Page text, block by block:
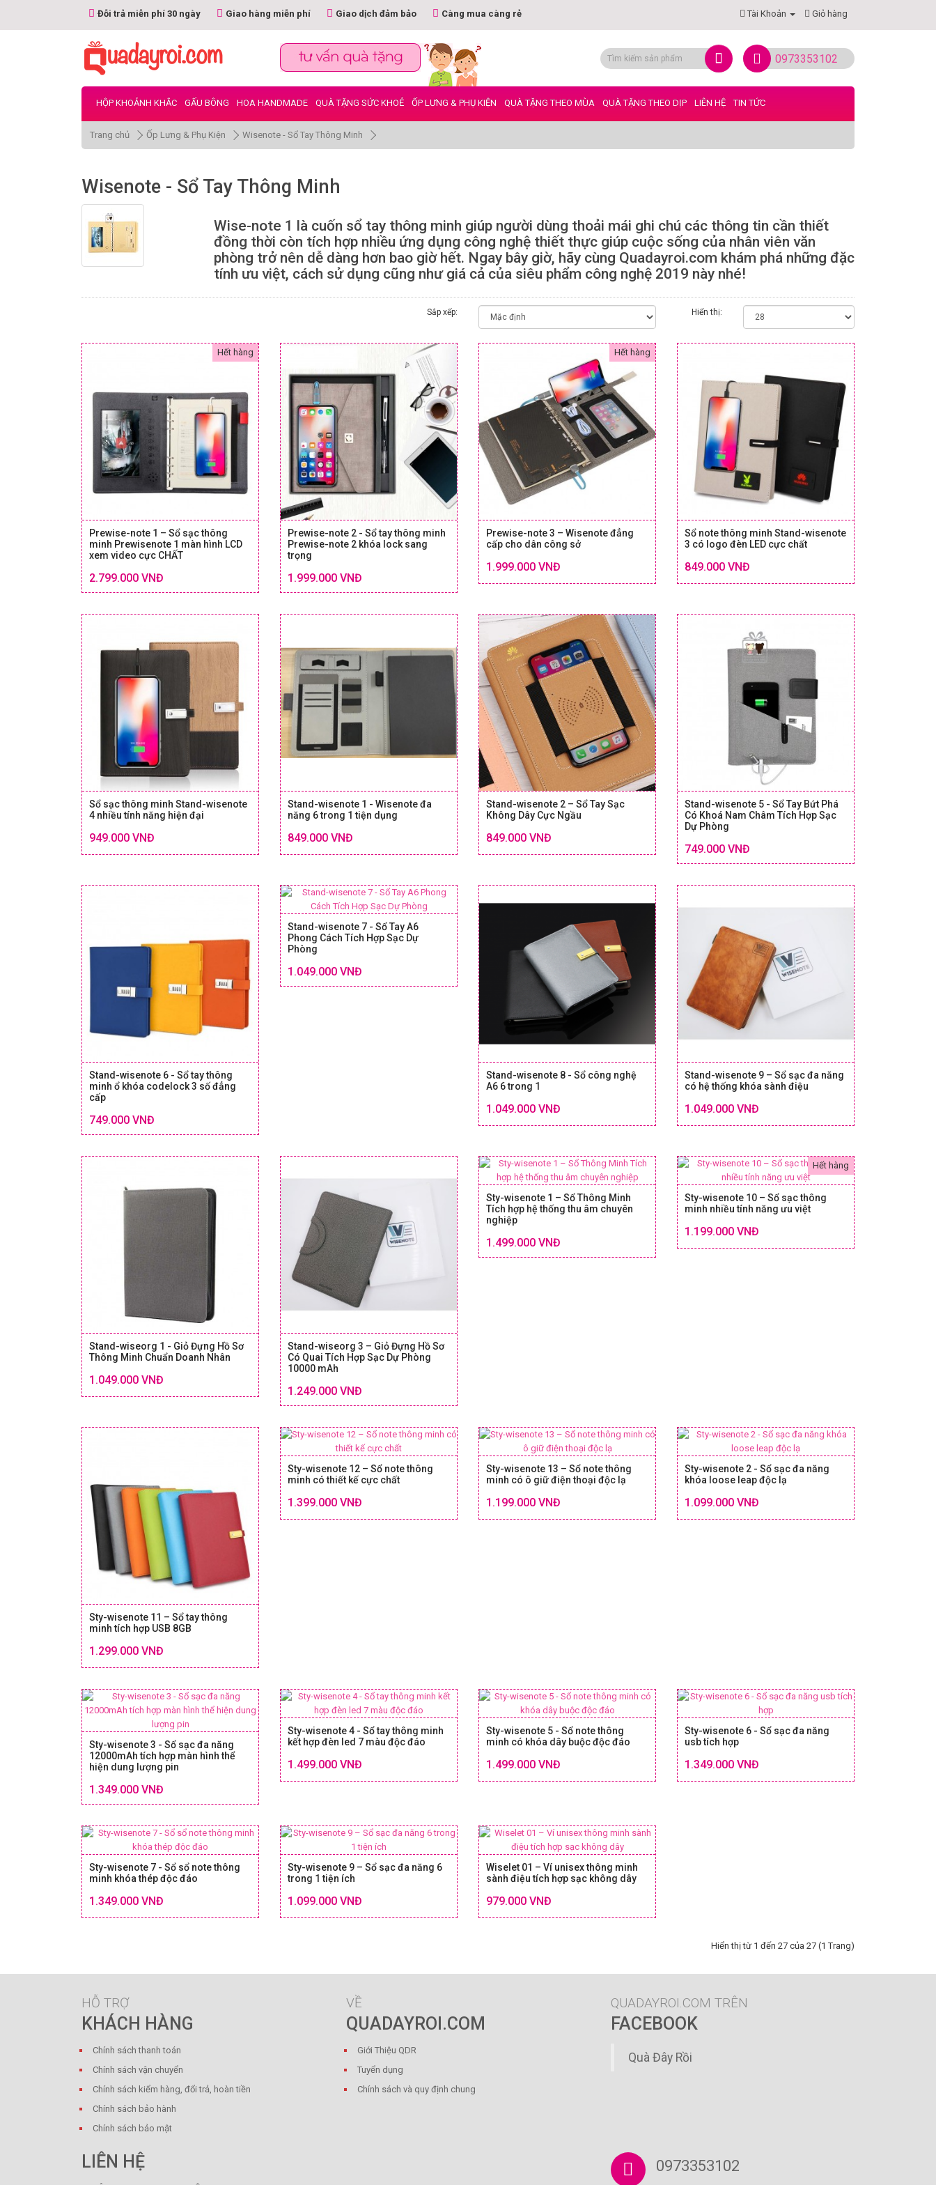
Đỗi trả miễn phí 30 ngày Giao hàng miễn phí Giao dịch đảm bảo Càng mua càng rẻ Tài Khoản Giỏ hàng
0973353102
HỘP KHOẢNH KHẮC GẤU BÔNG HOA HANDMADE QUÀ TẶNG SỨC KHOẺ ỐP LƯNG & PHỤ KIỆN QUÀ TẶNG THEO MÙA QUÀ TẶNG THEO DỊP LIÊN HỆ TIN TỨC
Trang chủ Ốp Lưng & Phụ Kiện Wisenote - Sổ Tay Thông Minh
Wisenote - Sổ Tay Thông Minh
Wise-note 1 là cuốn sổ tay thông minh giúp người dùng thoải mái ghi chú các thông tin cần thiết
đồng thời còn tích hợp nhiều ứng dụng công nghệ thiết thực giúp cuộc sống của nhân viên văn
phòng trở nên dễ dàng hơn bao giờ hết. Ngay bây giờ, hãy cùng Quadayroi.com khám phá những đặc
tính ưu việt, cách sử dụng cũng như giá cả của siêu phẩm công nghệ 2019 này nhé!
Sắp xếp: Hiển thị:
Hết hàng
Prewise-note 1 – Sổ sạc thông
minh Prewisenote 1 màn hình LCD
xem video cực CHẤT
2.799.000 VNĐ
Prewise-note 2 - Sổ tay thông minh
Prewise-note 2 khóa lock sang
trọng
1.999.000 VNĐ
Hết hàng
Prewise-note 3 – Wisenote đẳng
cấp cho dân công sở
1.999.000 VNĐ
Sổ note thông minh Stand-wisenote
3 có logo đèn LED cực chất
849.000 VNĐ
Sổ sạc thông minh Stand-wisenote
4 nhiều tính năng hiện đại
949.000 VNĐ
Stand-wisenote 1 - Wisenote đa
năng 6 trong 1 tiện dụng
849.000 VNĐ
Stand-wisenote 2 – Sổ Tay Sạc
Không Dây Cực Ngầu
849.000 VNĐ
Stand-wisenote 5 - Sổ Tay Bứt Phá
Có Khoá Nam Châm Tích Hợp Sạc
Dự Phòng
749.000 VNĐ
Stand-wisenote 6 - Sổ tay thông
minh ổ khóa codelock 3 số đẳng
cấp
749.000 VNĐ
Stand-wisenote 7 - Sổ Tay A6
Phong Cách Tích Hợp Sạc Dự
Phòng
1.049.000 VNĐ
Stand-wisenote 8 - Sổ công nghệ
A6 6 trong 1
1.049.000 VNĐ
Stand-wisenote 9 – Sổ sạc đa năng
có hệ thống khóa sành điệu
1.049.000 VNĐ
Stand-wiseorg 1 - Giỏ Đựng Hồ Sơ
Thông Minh Chuẩn Doanh Nhân
1.049.000 VNĐ
Stand-wiseorg 3 – Giỏ Đựng Hồ Sơ
Có Quai Tích Hợp Sạc Dự Phòng
10000 mAh
1.249.000 VNĐ
Sty-wisenote 1 – Sổ Thông Minh
Tích hợp hệ thống thu âm chuyên
nghiệp
1.499.000 VNĐ
Hết hàng
Sty-wisenote 10 – Sổ sạc thông
minh nhiều tính năng ưu việt
1.199.000 VNĐ
Sty-wisenote 11 – Sổ tay thông
minh tích hợp USB 8GB
1.299.000 VNĐ
Sty-wisenote 12 – Sổ note thông
minh có thiết kế cực chất
1.399.000 VNĐ
Sty-wisenote 13 – Sổ note thông
minh có ô giữ điện thoại độc lạ
1.199.000 VNĐ
Sty-wisenote 2 - Sổ sạc đa năng
khóa loose leap độc lạ
1.099.000 VNĐ
Sty-wisenote 3 - Sổ sạc đa năng
12000mAh tích hợp màn hình thể
hiện dung lượng pin
1.349.000 VNĐ
Sty-wisenote 4 - Sổ tay thông minh
kết hợp đèn led 7 màu độc đáo
1.499.000 VNĐ
Sty-wisenote 5 - Sổ note thông
minh có khóa dây buộc độc đáo
1.499.000 VNĐ
Sty-wisenote 6 - Sổ sạc đa năng
usb tích hợp
1.349.000 VNĐ
Sty-wisenote 7 - Sổ sổ note thông
minh khóa thép độc đáo
1.349.000 VNĐ
Sty-wisenote 9 – Sổ sạc đa năng 6
trong 1 tiện ích
1.099.000 VNĐ
Wiselet 01 – Ví unisex thông minh
sành điệu tích hợp sạc không dây
979.000 VNĐ
Hiển thị từ 1 đến 27 của 27 (1 Trang)
HỖ TRỢ
KHÁCH HÀNG
Chính sách thanh toán
Chính sách vận chuyển
Chính sách kiểm hàng, đổi trả, hoàn tiền
Chính sách bảo hành
Chính sách bảo mật
VỀ
QUADAYROI.COM
Giới Thiệu QDR
Tuyển dụng
Chính sách và quy định chung
QUADAYROI.COM TRÊN
FACEBOOK
Quà Đây Rồi
LIÊN HỆ 0973353102